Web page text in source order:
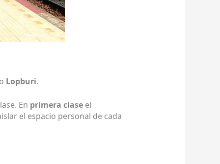
Lopburi.
En primera claseel
el espacio personal de cada